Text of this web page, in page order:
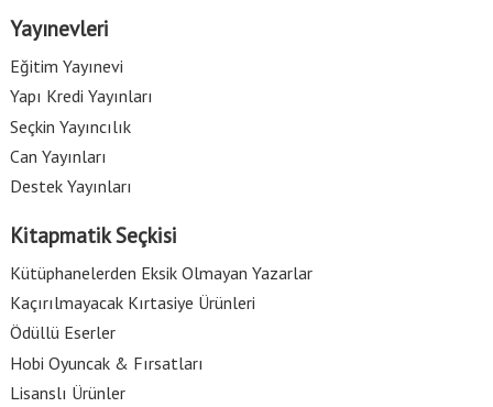
Yayınevleri
Eğitim Yayınevi
Yapı Kredi Yayınları
Seçkin Yayıncılık
Can Yayınları
Destek Yayınları
Kitapmatik Seçkisi
Kütüphanelerden Eksik Olmayan Yazarlar
Kaçırılmayacak Kırtasiye Ürünleri
Ödüllü Eserler
Hobi Oyuncak & Fırsatları
Lisanslı Ürünler